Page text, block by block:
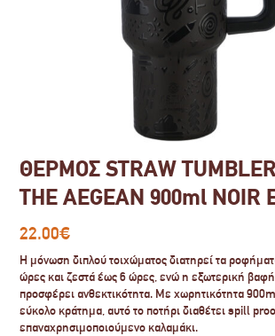
ΘΕΡΜΟΣ STRAW
THE AEGEAN 900ml NOIR
22.00€
Η μόνωση διπλού τοιχώματος διατηρεί τα
ώρες και ζεστά έως 6 ώρες, ενώ η εξωτερική
προσφέρει ανθεκτικότητα. Με χωρητικότητα
εύκολο κράτημα, αυτό το ποτήρι διαθέτει spill
επαναχρησιμοποιούμενο καλαμάκι.